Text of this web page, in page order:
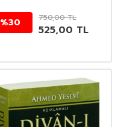
%30 750,00TL
525,00 TL